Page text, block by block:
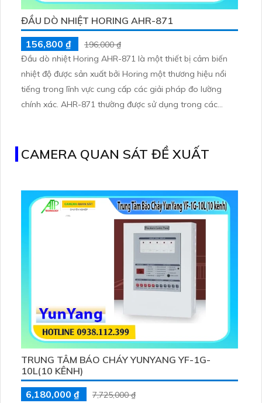
ĐẦU DÒ NHIỆT HORING AHR-871
156,800 ₫
196,000 ₫
Đầu dò nhiệt Horing AHR-871 là một thiết bị cảm biến
nhiệt độ được sản xuất bởi Horing một thương hiệu nổi
tiếng trong lĩnh vực cung cấp các giải pháp đo lường
chính xác. AHR-871 thường được sử dụng trong các
chính xác và ổn định.
CAMERA QUAN SÁT ĐỀ XUẤT
TRUNG TÂM BÁO CHÁY YUNYANG YF-1G-
10L(10 KÊNH)
6,180,000 ₫
7,725,000 ₫